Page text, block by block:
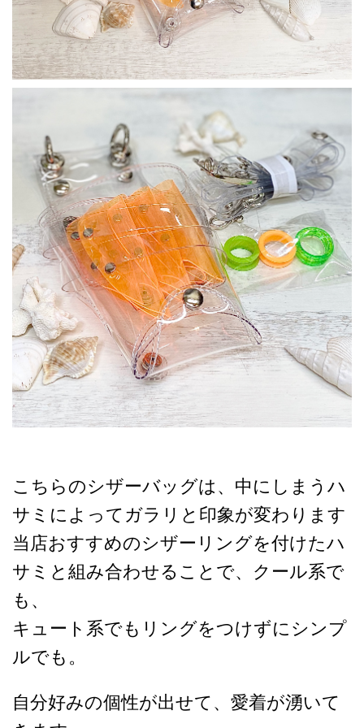
こちらのシザーバッグは、中にしまうハ
サミによってガラリと印象が変わります
当店おすすめのシザーリングを付けたハ
サミと組み合わせることで、クール系で
も、
キュート系でも リングをつけずにシンプ
ルでも。
自分好みの個性が出せて、愛着が湧いて